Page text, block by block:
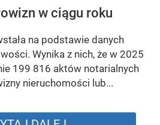
w ciągu roku
na podstawie danych
Wynika z nich, że w 2025
199 816 aktów notarialnych
nieruchomości lub...